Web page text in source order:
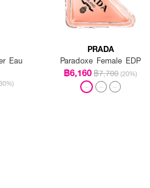
Eau
PRADA
Paradoxe Female EDP
฿6,160฿7,700 (20%)